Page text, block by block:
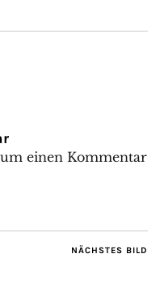
um einen Kommentar
NÄCHSTES BILD